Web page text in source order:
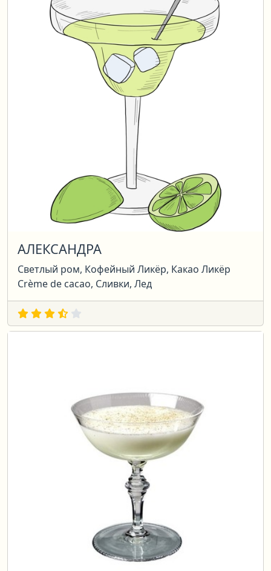
АЛЕКСАНДРА
Светлый ром, Кофейный Ликёр, Какао Ликёр
Crème de cacao, Сливки, Лед